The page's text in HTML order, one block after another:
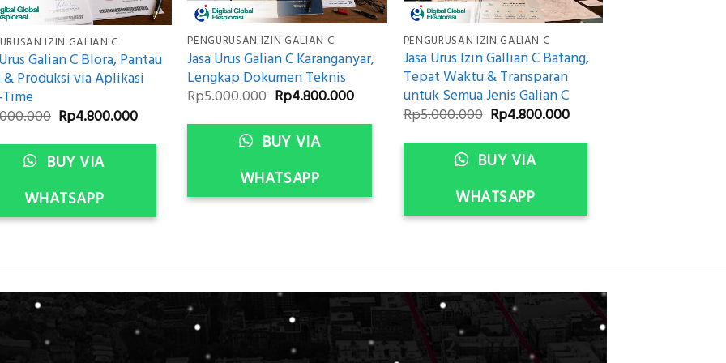
IZIN GALIAN C
Galian C Blora, Pantau
& Produksi via Aplikasi
Time
Original
price
was:
Rp5.000.000.
Rp4.800.000Current
is:
BUY VIA
WHATSAPP
PENGURUSAN IZIN GALIAN C
Jasa Urus Galian C Karanganyar,
Lengkap Dokumen Teknis
Rp5.000.000 Original
was:
Rp5.000.000.
Rp4.800.000Current
is:
BUY VIA
WHATSAPP
PENGURUSAN IZIN GALIAN C
Jasa Urus Izin Gallian C Batang,
Tepat Waktu & Transparan
untuk Semua Jenis Galian C
Rp5.000.000 Original
price
was:
Rp5.000.000.
Rp4.800.000Current
is:
BUY VIA
WHATSAPP